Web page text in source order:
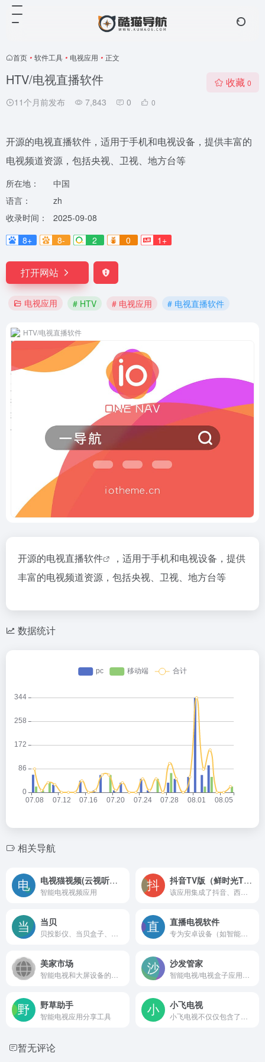
首页 • 软件工具 • 电视应用 • 正文
HTV/电视直播软件
11个月前发布 7,843 0 0
收藏 0
开源的电视直播软件，适用于手机和电视设备，提供丰富的
电视频道资源，包括央视、卫视、地方台等
所在地：
中国
语言：
zh
收录时间：
2025-09-08
8+
8- 2 0 1+
打开网站
电视应用 # HTV # 电视应用 # 电视直播软件
HTV/电视直播软件
开源的电视直播软件
，适用于手机和电视设备，提供
丰富的电视频道资源，包括央视、卫视、地方台等
数据统计
相关导航
电视猫视频(云视听MoreTV)TV版
智能电视视频应用
抖音TV版（鲜时光TV）
当贝 直播电视软件
美家市场 沙发管家
野草助手
智能电视应用分享工具
小飞电视
暂无评论